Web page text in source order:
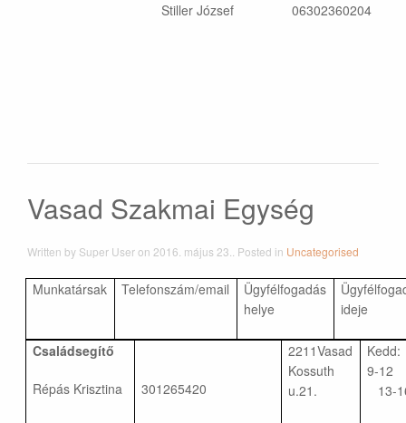
Stiller József 06302360204
Vasad Szakmai Egység
Written by Super User on 2016. május 23. . Posted in Uncategorised
Munkatársak Telefonszám/email
Ügyfélfogadás
helye
ideje
Családsegítő
Répás Krisztina 301265420
2211Vasad
Kossuth
u.21.
Kedd:
9-
13-